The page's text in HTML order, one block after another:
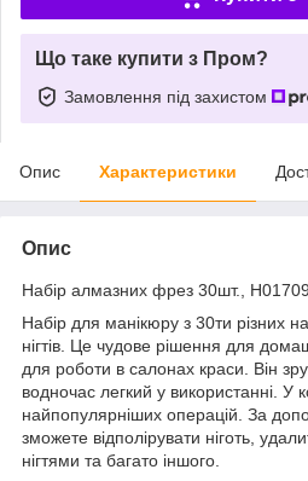
Що таке купити з Пром?
Замовлення під захистом
Опис Характеристики
Опис
Набір алмазних фрез 30шт.,
Набір для манікюру з 30ти різних
нігтів. Це чудове рішення для
для роботи в салонах краси. Він
водночас легкий у використанні. У
найпопулярніших операцій. За
зможете відполірувати ніготь,
нігтями та багато іншого.